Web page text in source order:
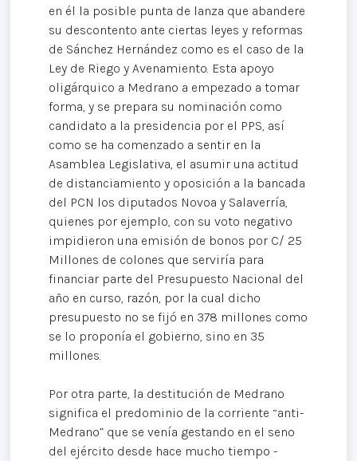
en él la posible punta de lanza que abandere
su descontento ante ciertas leyes y reformas
de Sánchez Hernández como es el caso de la
Ley de Riego y Avenamiento. Esta apoyo
oligárquico a Medrano a empezado a tomar
forma, y se prepara su nominación como
candidato a la presidencia por el PPS, así
como se ha comenzado a sentir en la
Asamblea Legislativa, el asumir una actitud
de distanciamiento y oposición a la bancada
del PCN los diputados Novoa y Salaverría,
quienes por ejemplo, con su voto negativo
impidieron una emisión de bonos por C/ 25
Millones de colones que serviría para
financiar parte del Presupuesto Nacional del
año en curso, razón, por la cual dicho
presupuesto no se fijó en 378 millones como
se lo proponía el gobierno, sino en 35
millones.
Por otra parte, la destitución de Medrano
significa el predominio de la corriente “anti-
Medrano” que se venía gestando en el seno
del ejército desde hace mucho tiempo -